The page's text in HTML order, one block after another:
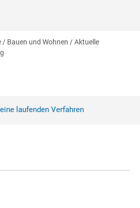
/ Bauen und Wohnen /Aktuelle
laufenden Verfahren